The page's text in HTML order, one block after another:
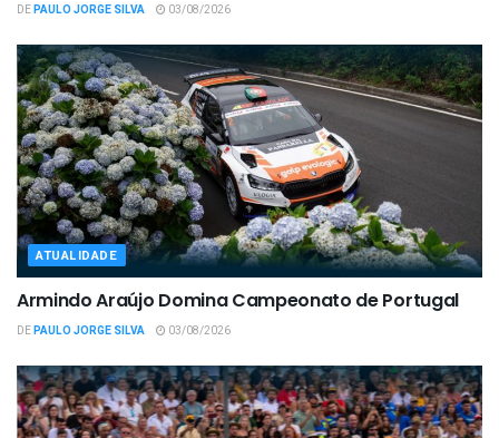
DEPAULO JORGE SILVA 03/08/2026
ATUALIDADE
Armindo Araújo Domina Campeonato de Portugal
DEPAULO JORGE SILVA 03/08/2026